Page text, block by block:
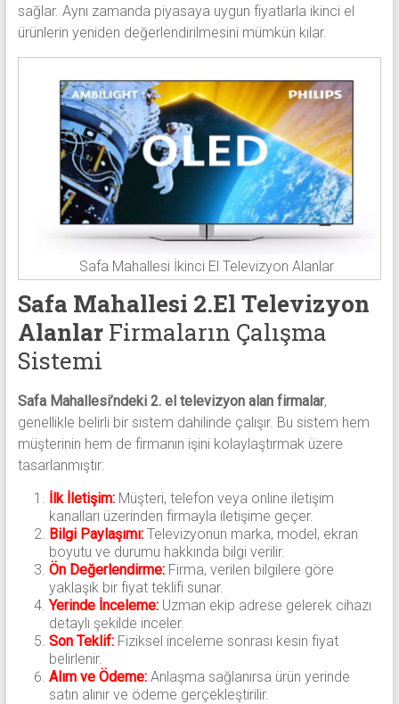
sağlar. Aynı zamanda piyasaya uygun fiyatlarla ikinci el
ürünlerin yeniden değerlendirilmesini mümkün kılar.
Safa Mahallesi İkinci El Televizyon Alanlar
Safa Mahallesi 2.El Televizyon
AlanlarFirmaların Çalışma
Sistemi
Safa Mahallesi’ndeki 2. el televizyon alan firmalar,
genellikle belirli bir sistem dahilinde çalışır. Bu sistem hem
müşterinin hem de firmanın işini kolaylaştırmak üzere
tasarlanmıştır:
İlk İletişim:Müşteri, telefon veya online iletişim
kanalları üzerinden firmayla iletişime geçer.
Bilgi Paylaşımı:Televizyonun marka, model, ekran
boyutu ve durumu hakkında bilgi verilir.
Ön Değerlendirme:Firma, verilen bilgilere göre
yaklaşık bir fiyat teklifi sunar.
Yerinde İnceleme:Uzman ekip adrese gelerek cihazı
detaylı şekilde inceler.
Son Teklif:Fiziksel inceleme sonrası kesin fiyat
belirlenir.
Alım ve Ödeme:Anlaşma sağlanırsa ürün yerinde
satın alınır ve ödeme gerçekleştirilir.